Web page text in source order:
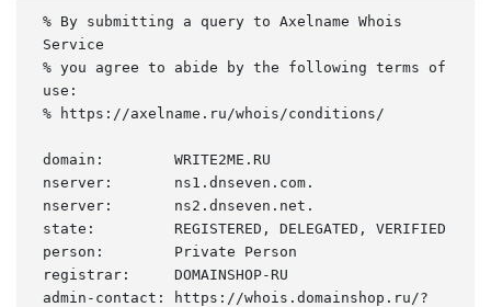
% By submitting a query to Axelname Whois
Service
% you agree to abide by the following terms of
use:
% https://axelname.ru/whois/conditions/
domain:        WRITE2ME.RU
nserver:       ns1.dnseven.com.
nserver:       ns2.dnseven.net.
state:         REGISTERED, DELEGATED, VERIFIED
person:        Private Person
registrar:     DOMAINSHOP-RU
admin-contact: https://whois.domainshop.ru/?